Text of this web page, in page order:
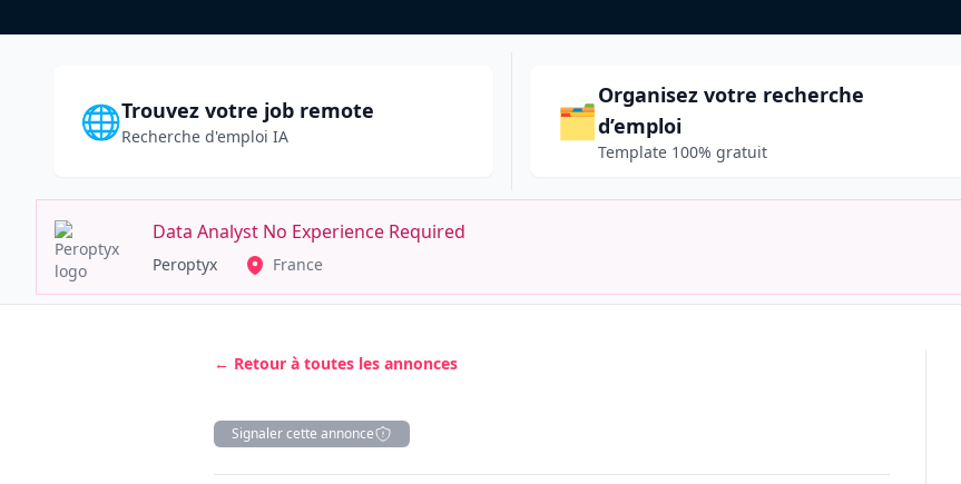
🌐Trouvez votre job remote
Recherche d'emploi IA 🗂️
Organisez votre recherche
d’emploi
Template 100% gratuit
Data Analyst No Experience Required
Peroptyx France
← Retour à toutes les annonces
Signaler cette annonce